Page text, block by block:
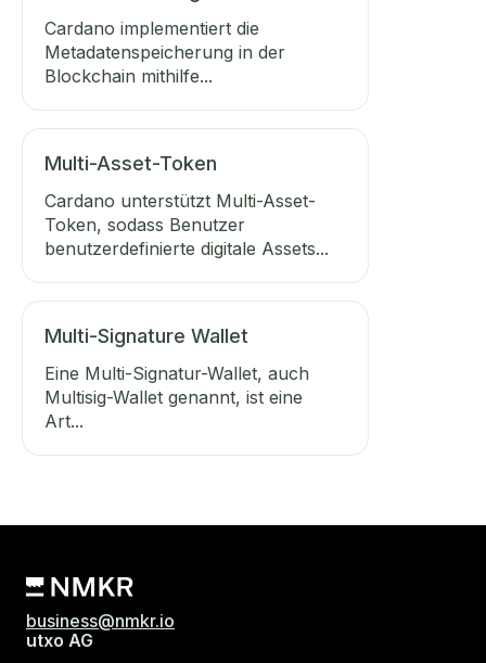
Cardano implementiert die
Metadatenspeicherung in der
Blockchain mithilfe...
Multi-Asset-Token
Cardano unterstützt Multi-Asset-
Token, sodass Benutzer
benutzerdefinierte digitale Assets...
Multi-Signature Wallet
Eine Multi-Signatur-Wallet, auch
Multisig-Wallet genannt, ist eine
Art...
business@nmkr.io
utxo AG